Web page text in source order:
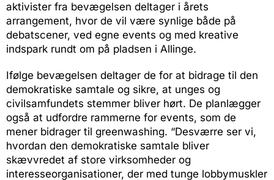
aktivister fra bevægelsen deltager i årets
arrangement, hvor de vil være synlige både på
debatscener, ved egne events og med kreative
indspark rundt om på pladsen i Allinge.
Ifølge bevægelsen deltager de for at bidrage til den
demokratiske samtale og sikre, at unges og
civilsamfundets stemmer bliver hørt. De planlægger
også at udfordre rammerne for events, som de
mener bidrager til greenwashing. “Desværre ser vi,
hvordan den demokratiske samtale bliver
skævvredet af store virksomheder og
interesseorganisationer, der med tunge lobbymuskler